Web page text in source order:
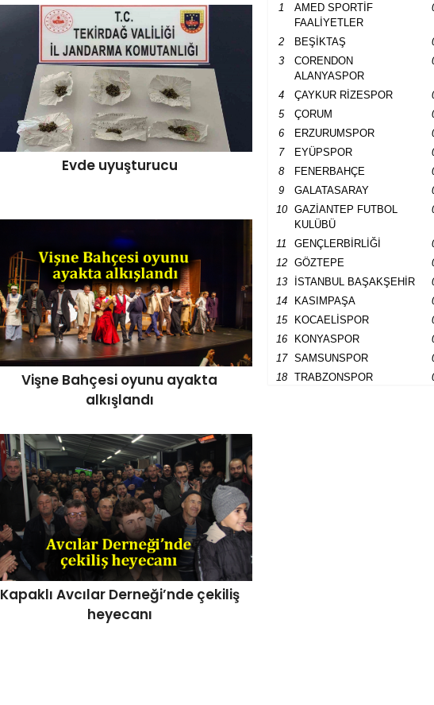
Evde uyuşturucu
Vişne Bahçesi oyunu ayakta
alkışlandı
Kapaklı Avcılar Derneği’nde çekiliş
heyecanı
1
AMED SPORTİF
FAALİYETLER
2 BEŞİKTAŞ
3
CORENDON
ALANYASPOR
4 ÇAYKUR RİZESPOR
5
ÇORUM
6
ERZURUMSPOR
7
EYÜPSPOR
8
FENERBAHÇE
9
GALATASARAY
10
GAZİANTEP FUTBOL
KULÜBÜ
11 GENÇLERBİRLİĞİ
12
GÖZTEPE
13
İSTANBUL BAŞAKŞEHİR
14
KASIMPAŞA
15
KOCAELİSPOR
16
KONYASPOR
17
SAMSUNSPOR
18
TRABZONSPOR